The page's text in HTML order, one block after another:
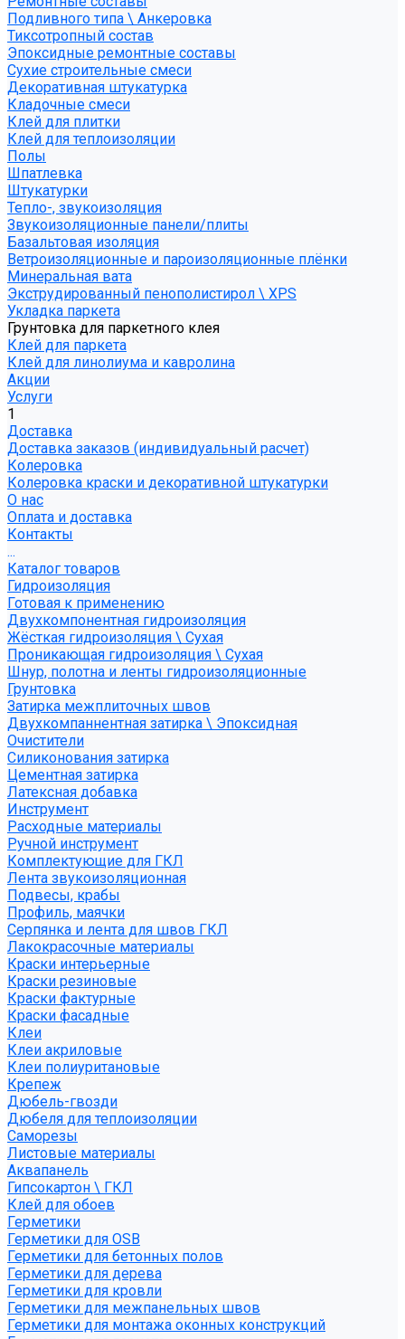
Подливного типа \ Анкеровка
Тиксотропный состав
Эпоксидные ремонтные составы
Сухие строительные смеси
Декоративная штукатурка
Кладочные смеси
Клей для плитки
Клей для теплоизоляции
Полы
Шпатлевка
Штукатурки
Тепло-, звукоизоляция
Звукоизоляционные панели/плиты
Базальтовая изоляция
Ветроизоляционные и пароизоляционные плёнки
Минеральная вата
Экструдированный пенополистирол \ XPS
Укладка паркета
Грунтовка для паркетного клея
Клей для паркета
Клей для линолиума и кавролина
Акции
Услуги
1
Доставка
Доставка заказов (индивидуальный расчет)
Колеровка
Колеровка краски и декоративной штукатурки
О нас
Оплата и доставка
Контакты
...
Каталог товаров
Гидроизоляция
Готовая к применению
Двухкомпонентная гидроизоляция
Жёсткая гидроизоляция \ Сухая
Проникающая гидроизоляция \ Сухая
Шнур, полотна и ленты гидроизоляционные
Грунтовка
Затирка межплиточных швов
Двухкомпаннентная затирка \ Эпоксидная
Очистители
Силиконования затирка
Цементная затирка
Латексная добавка
Инструмент
Расходные материалы
Ручной инструмент
Комплектующие для ГКЛ
Лента звукоизоляционная
Подвесы, крабы
Профиль, маячки
Серпянка и лента для швов ГКЛ
Лакокрасочные материалы
Краски интерьерные
Краски резиновые
Краски фактурные
Краски фасадные
Клеи
Клеи акриловые
Клеи полиуритановые
Крепеж
Дюбель-гвозди
Дюбеля для теплоизоляции
Саморезы
Листовые материалы
Аквапанель
Гипсокартон \ ГКЛ
Клей для обоев
Герметики
Герметики для OSB
Герметики для бетонных полов
Герметики для дерева
Герметики для кровли
Герметики для межпанельных швов
Герметики для монтажа оконных конструкций